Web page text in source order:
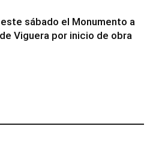
sábado el Monumento a
Viguera por inicio de obra